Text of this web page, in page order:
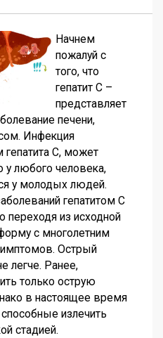
Начнем
пожалуй с
того, что
гепатит С –
представляет
печени,
Инфекция
гепатита С, может
у любого человека,
у молодых людей.
гепатитом С
переходя из исходной
с многолетним
Острый
легче. Ранее,
только острую
в настоящее время
излечить
стадией.